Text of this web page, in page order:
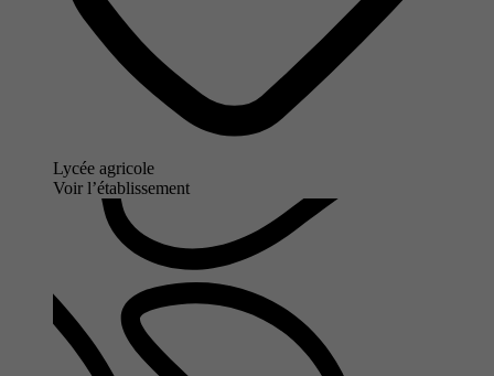
Lycée agricole
Voir l’établissement